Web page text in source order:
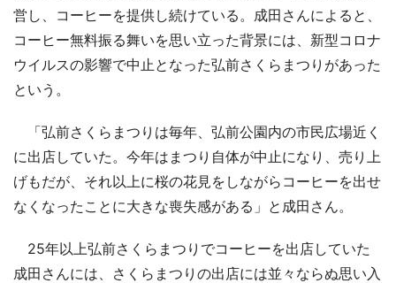
営し、コーヒーを提供し続けている。成田さんによると、
コーヒー無料振る舞いを思い立った背景には、新型コロナ
ウイルスの影響で中止となった弘前さくらまつりがあった
という。
「弘前さくらまつりは毎年、弘前公園内の市民広場近く
に出店していた。今年はまつり自体が中止になり、売り上
げもだが、それ以上に桜の花見をしながらコーヒーを出せ
なくなったことに大きな喪失感がある」と成田さん。
25年以上弘前さくらまつりでコーヒーを出店していた
成田さんには、さくらまつりの出店には並々ならぬ思い入